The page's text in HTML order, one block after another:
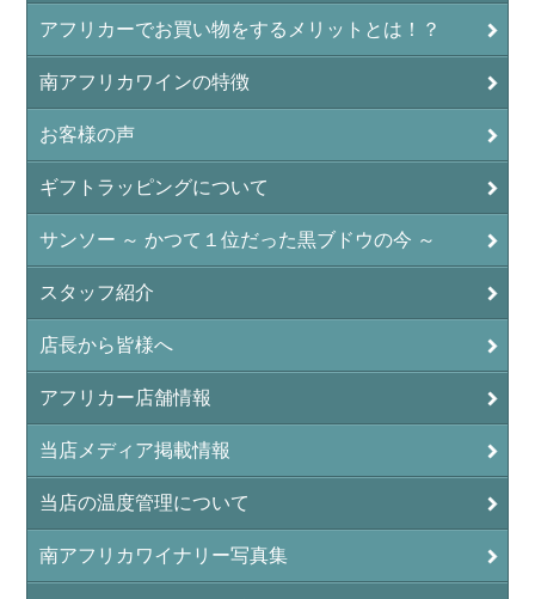
アフリカーでお買い物をするメリットとは！？
南アフリカワインの特徴
お客様の声
ギフトラッピングについて
サンソー ～ かつて１位だった黒ブドウの今 ～
スタッフ紹介
店長から皆様へ
アフリカー店舗情報
当店メディア掲載情報
当店の温度管理について
南アフリカワイナリー写真集